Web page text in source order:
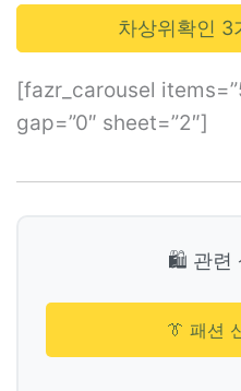
차상위확인 3
[fazr_carousel
gap=”0″ sheet=”2″]
🛍️ 관련
👔 패션